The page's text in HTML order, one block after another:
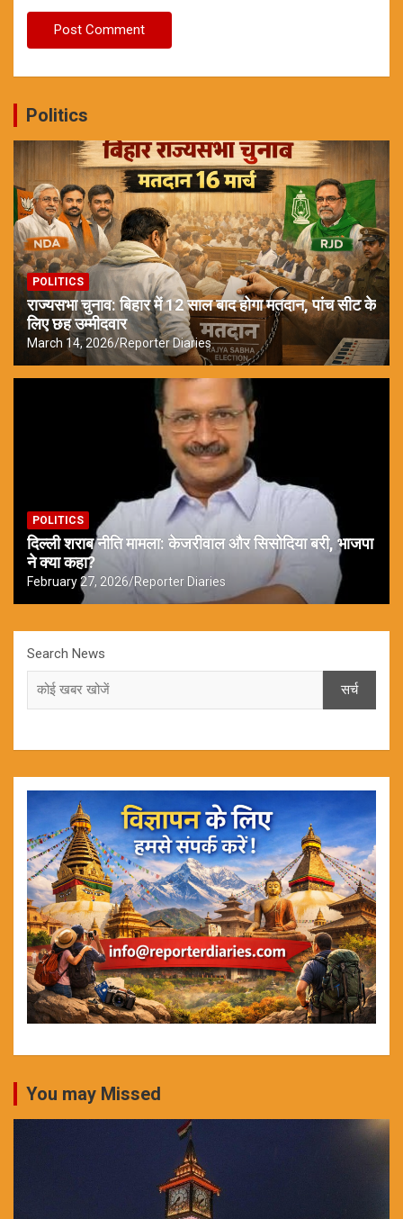
Politics
POLITICS
राज्यसभा चुनाव: बिहार में 12 साल बाद होगा मतदान, पांच सीट के
लिए छह उम्मीदवार
March 14, 2026 Reporter Diaries
POLITICS
दिल्ली शराब नीति मामला: केजरीवाल और सिसोदिया बरी, भाजपा
ने क्या कहा?
February 27, 2026 Reporter Diaries
Search News
सर्च
You may Missed